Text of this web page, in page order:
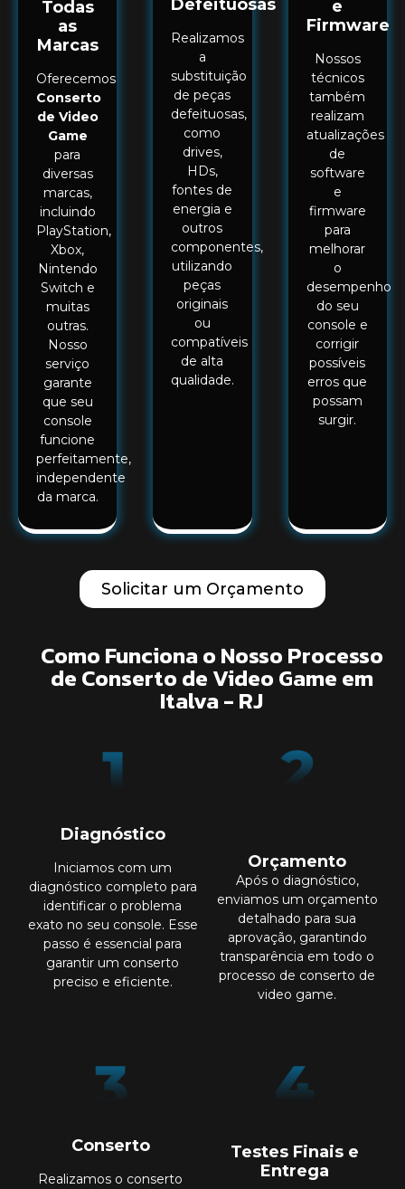
Todas
as
Marcas
Oferecemos
Conserto
de Video
Game
para
diversas
marcas,
incluindo
PlayStation,
Xbox,
Nintendo
Switch e
muitas
outras.
Nosso
serviço
garante
que seu
console
funcione
perfeitamente,
independente
da marca.
Defeituosas
Realizamos
a
substituição
de peças
defeituosas,
como
drives,
HDs,
fontes de
energia e
outros
componentes,
utilizando
peças
originais
ou
compatíveis
de alta
qualidade.
e
Firmware
Nossos
técnicos
também
realizam
atualizações
de
software
e
firmware
para
melhorar
o
desempenho
do seu
console e
corrigir
possíveis
erros que
possam
surgir.
Solicitar um Orçamento
Como Funciona o Nosso Processo
de Conserto de Video Game em
Italva - RJ
Diagnóstico
Iniciamos com um
diagnóstico completo para
identificar o problema
exato no seu console. Esse
passo é essencial para
garantir um conserto
preciso e eficiente.
Orçamento
Após o diagnóstico,
enviamos um orçamento
detalhado para sua
aprovação, garantindo
transparência em todo o
processo de conserto de
video game.
Conserto
Realizamos o conserto
Testes Finais e
Entrega